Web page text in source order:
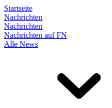
Startseite
Nachrichten
Nachrichten
Nachrichten auf FN
Alle News